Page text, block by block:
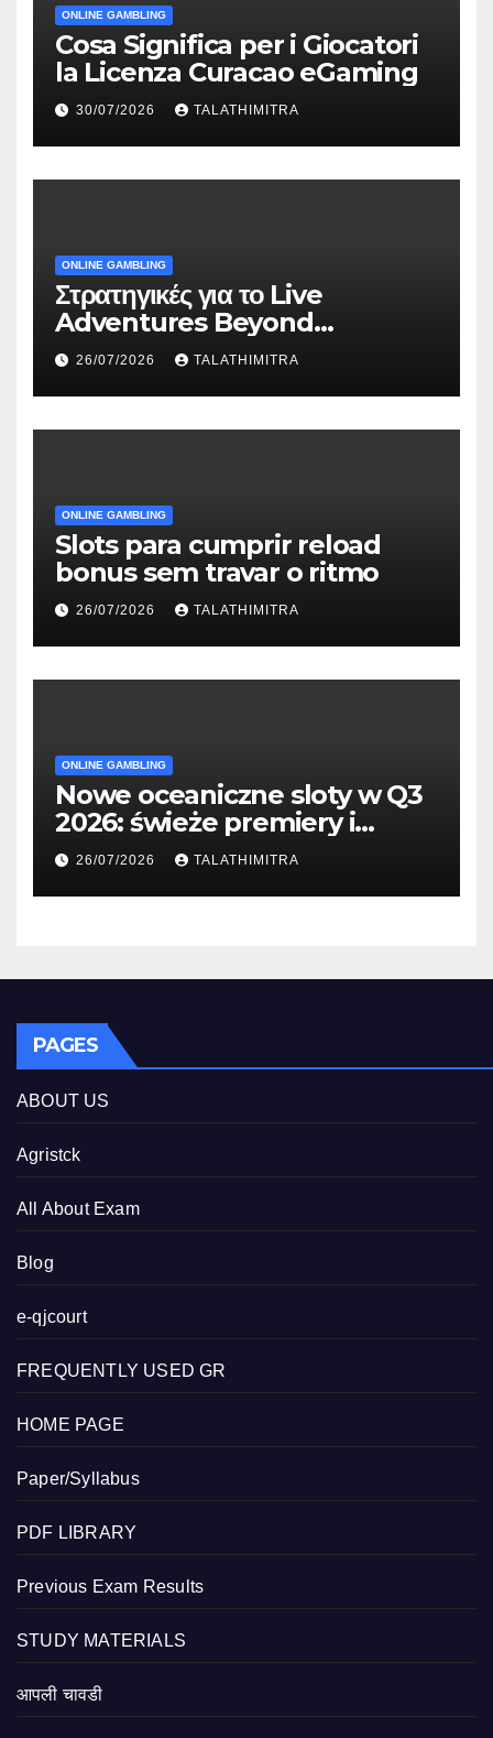
ONLINE GAMBLING
Cosa Significa per i Giocatori
la Licenza Curacao eGaming
30/07/2026 TALATHIMITRA
ONLINE GAMBLING
Στρατηγικές για το Live
Adventures Beyond
Wonderland που Στέκουν
26/07/2026 TALATHIMITRA
ONLINE GAMBLING
Slots para cumprir reload
bonus sem travar o ritmo
26/07/2026 TALATHIMITRA
ONLINE GAMBLING
Nowe oceaniczne sloty w Q3
2026: świeże premiery i
studia
26/07/2026 TALATHIMITRA
PAGES
ABOUT US
Agristck
All About Exam
Blog
e-qjcourt
FREQUENTLY USED GR
HOME PAGE
Paper/Syllabus
PDF LIBRARY
Previous Exam Results
STUDY MATERIALS
आपली चावडी